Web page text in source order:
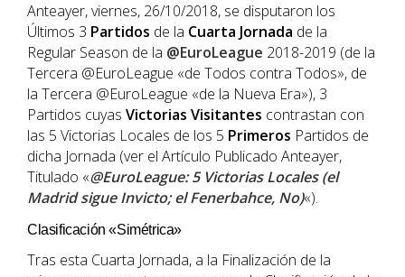
Anteayer, viernes, 26/10/2018, se disputaron los
Últimos 3 Partidos de la Cuarta Jornada de la
Regular Season de la @EuroLeague 2018-2019 (de la
Tercera @EuroLeague «de Todos contra Todos», de
la Tercera @EuroLeague «de la Nueva Era»), 3
Partidos cuyas Victorias Visitantes contrastan con
las 5 Victorias Locales de los 5 Primeros Partidos de
dicha Jornada (ver el Artículo Publicado Anteayer,
Titulado «@EuroLeague: 5 Victorias Locales (el
Madrid sigue Invicto; el Fenerbahce, No)«).
Clasificación «Simétrica»
Tras esta Cuarta Jornada, a la Finalización de la